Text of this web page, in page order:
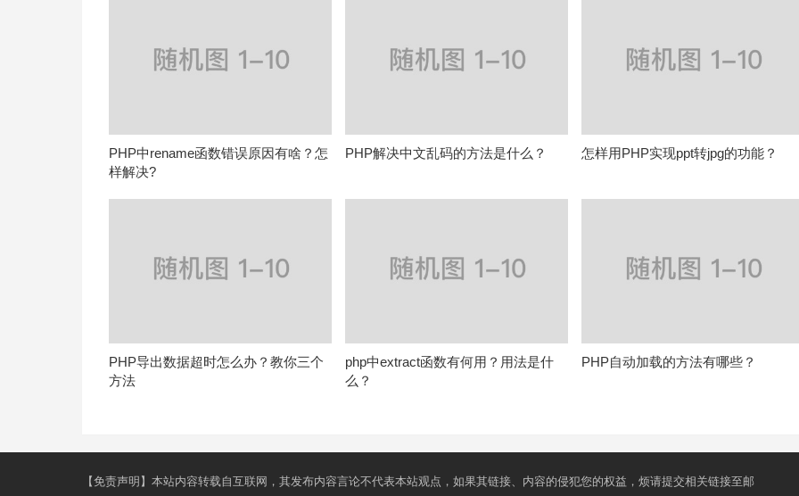
PHP中rename函数错误原因有啥？怎
样解决?
PHP解决中文乱码的方法是什么？ 怎样用PHP实现ppt转jpg的功能？
PHP导出数据超时怎么办？教你三个
方法
php中extract函数有何用？用法是什
么？
PHP自动加载的方法有哪些？
【免责声明】本站内容转载自互联网，其发布内容言论不代表本站观点，如果其链接、内容的侵犯您的权益，烦请提交相关链接至邮